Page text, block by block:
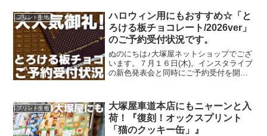
約開始可能な段取りが整いました。再販
決定を記念いたしまして
プリント生地
ハロウィン用にもおすすめ☆「と
ろける板チョコレート/2026ver」
のご予約受付状況です。
ぬのにちは♪大塚屋ネットショップでござ
います。７月１６日(木)。インスタライブ
の新色発表会と同時にご予約受付を開始
ョン。「復刻カラー３色」と「新色３
色」の全６色にて展
プリント生地
大塚屋車道本店にもニャーンと入
荷！『復刻！オックスプリント
「猫のクッキー缶」』